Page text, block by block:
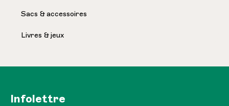
Sacs & accessoires
Livres & jeux
Infolettre